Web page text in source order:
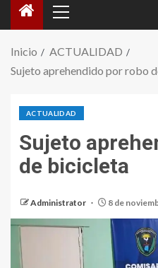
Inicio
ACTUALIDAD
Sujeto aprehendido por robo
ACTUALIDAD
Sujeto
de bicicleta
Administrator 8 de